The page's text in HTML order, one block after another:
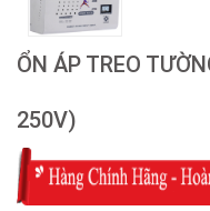
ỔN ÁP TREO
250V)